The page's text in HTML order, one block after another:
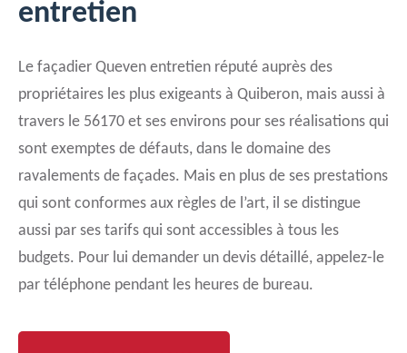
entretien
Le façadier Queven entretien réputé auprès des
propriétaires les plus exigeants à Quiberon, mais aussi à
travers le 56170 et ses environs pour ses réalisations qui
sont exemptes de défauts, dans le domaine des
ravalements de façades. Mais en plus de ses prestations
qui sont conformes aux règles de l’art, il se distingue
aussi par ses tarifs qui sont accessibles à tous les
budgets. Pour lui demander un devis détaillé, appelez-le
par téléphone pendant les heures de bureau.